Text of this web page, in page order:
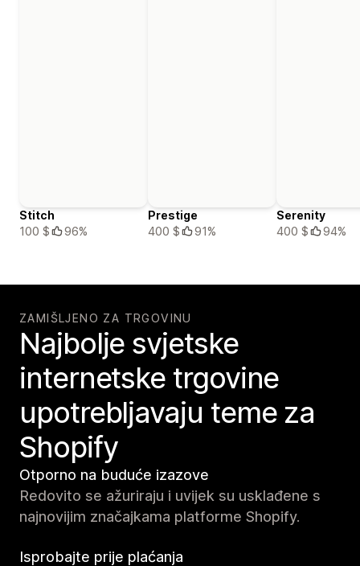
Stitch
100 $
96%
Prestige
400 $
91%
Serenity
400 $
94%
ZAMIŠLJENO ZA TRGOVINU
Najbolje svjetske
internetske trgovine
upotrebljavaju teme za
Shopify
Otporno na buduće izazove
Redovito se ažuriraju i uvijek su usklađene s
najnovijim značajkama platforme Shopify.
Isprobajte prije plaćanja